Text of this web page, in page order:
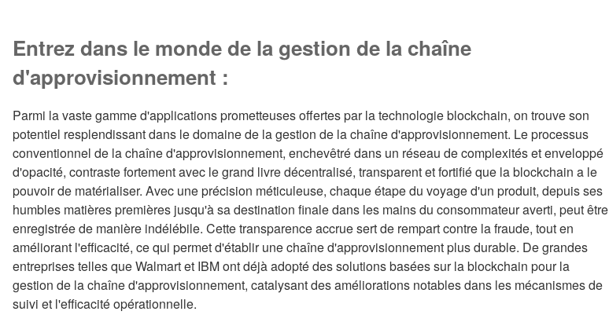
Entrez dans le monde de la gestion de la chaîne
d'approvisionnement :
Parmi la vaste gamme d'applications prometteuses offertes par la technologie blockchain, on trouve son
potentiel resplendissant dans le domaine de la gestion de la chaîne d'approvisionnement. Le processus
conventionnel de la chaîne d'approvisionnement, enchevêtré dans un réseau de complexités et enveloppé
d'opacité, contraste fortement avec le grand livre décentralisé, transparent et fortifié que la blockchain a le
pouvoir de matérialiser. Avec une précision méticuleuse, chaque étape du voyage d'un produit, depuis ses
humbles matières premières jusqu'à sa destination finale dans les mains du consommateur averti, peut être
enregistrée de manière indélébile. Cette transparence accrue sert de rempart contre la fraude, tout en
améliorant l'efficacité, ce qui permet d'établir une chaîne d'approvisionnement plus durable. De grandes
entreprises telles que Walmart et IBM ont déjà adopté des solutions basées sur la blockchain pour la
gestion de la chaîne d'approvisionnement, catalysant des améliorations notables dans les mécanismes de
suivi et l'efficacité opérationnelle.